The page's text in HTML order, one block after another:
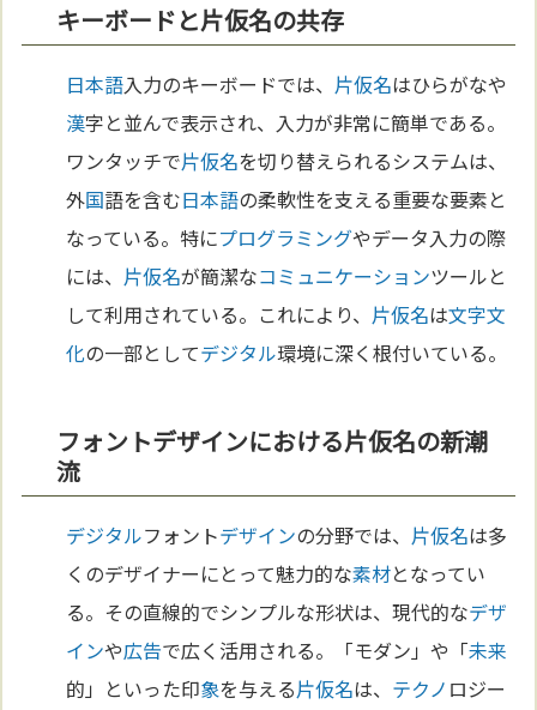
キーボードと片仮名の共存
日本語入力のキーボードでは、 片仮名はひらがなや
漢字と並んで表示され、入力が非常に簡単である。
ワンタッチで片仮名を切り替えられるシステムは、
外国語を含む日本語の柔軟性を支える重要な要素と
なっている。特にプログラミングやデータ入力の際
には、 片仮名が簡潔なコミュニケーションツールと
して利用されている。これにより、 片仮名は文字文
化の一部としてデジタル環境に深く根付いている。
フォントデザインにおける片仮名の新潮
流
デジタルフォントデザインの分野では、 片仮名は多
くのデザイナーにとって魅力的な素材となってい
る。その直線的でシンプルな形状は、現代的なデザ
インや広告で広く活用される。「モダン」や「未来
的」といった印象を与える片仮名は、 テクノ ロジー